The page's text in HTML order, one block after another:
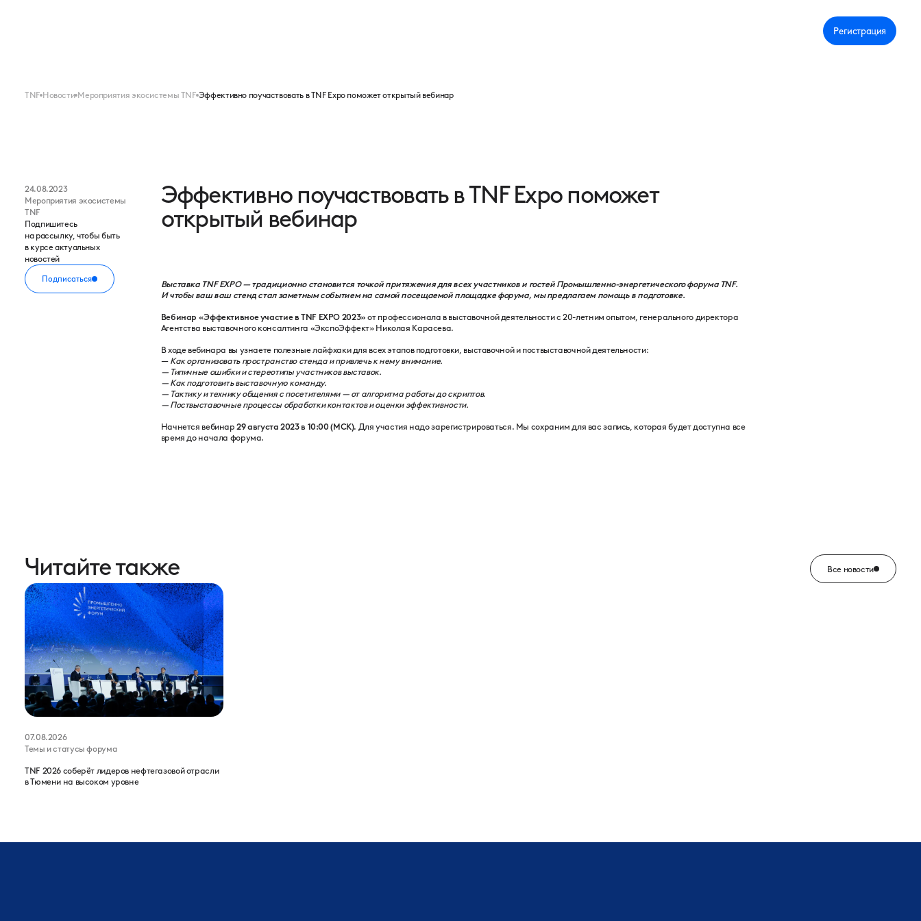
Регистрация
TNF Новости Мероприятия экосистемы TNF Эффективно поучаствовать в TNF Expo поможет открытый вебинар
24.08.2023
Мероприятия экосистемы
TNF
Подпишитесь
на рассылку, чтобы быть
в курсе актуальных
новостей
Подписаться
Эффективно поучаствовать в TNF Expo поможет
открытый вебинар
Выставка TNF EXPO — традиционно становится точкой притяжения для всех участников и гостей Промышленно-энергетического форума TNF.
И чтобы ваш ваш стенд стал заметным событием на самой посещаемой площадке форума, мы предлагаем помощь в подготовке.
Вебинар «Эффективное участие в TNF EXPO 2023» от профессионала в выставочной деятельности с 20-летним опытом, генерального директора
Агентства выставочного консалтинга «ЭкспоЭффект» Николая Карасева.
В ходе вебинара вы узнаете полезные лайфхаки для всех этапов подготовки, выставочной и поствыставочной деятельности:
— Как организовать пространство стенда и привлечь к нему внимание.
— Типичные ошибки и стереотипы участников выставок.
— Как подготовить выставочную команду.
— Тактику и технику общения с посетителями — от алгоритма работы до скриптов.
— Поствыставочные процессы обработки контактов и оценки эффективности.
Начнется вебинар29 августа 2023 в 10:00 (МСК). Для участия надо зарегистрироваться. Мы сохраним для вас запись, которая будет доступна все
время до начала форума.
Читайте также Все новости
07.08.2026
Темы и статусы форума
TNF 2026 соберёт лидеров нефтегазовой отрасли
в Тюмени на высоком уровне